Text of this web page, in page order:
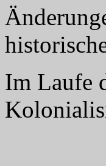
Im Laufe